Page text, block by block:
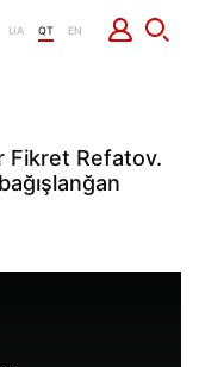
UA QT EN
Fikret Refatov.